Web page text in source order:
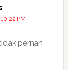
10:22 PM
pernah